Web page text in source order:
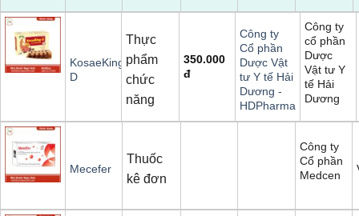
KosaeKing-
D
Thực
phẩm
chức
năng
350.000
đ
Công ty
Cổ phần
Dược Vật
tư Y tế Hải
Dương -
HDPharma
Công ty
cổ phần
Dược
Vật tư Y
tế Hải
Dương
Mecefer
Thuốc
kê đơn
Công ty
Cổ phần
Medcen